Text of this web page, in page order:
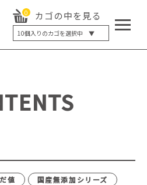
0 カゴの中を見る
10個入りのカゴを選択中 ▼
5個入り
20個入り
最大12%OFF
値
国産無添加シリーズ